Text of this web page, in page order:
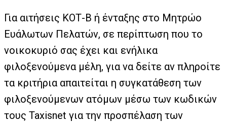
Για αιτήσεις ΚΟΤ-Β ή ένταξης στο Μητρώο
Ευάλωτων Πελατών, σε περίπτωση που το
νοικοκυριό σας έχει και ενήλικα
φιλοξενούμενα μέλη, για να δείτε αν πληροίτε
τα κριτήρια απαιτείται η συγκατάθεση των
φιλοξενούμενων ατόμων μέσω των κωδικών
τους Taxisnet για την προσπέλαση των